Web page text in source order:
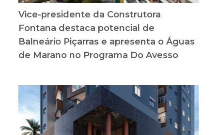
Vice-presidente da Construtora
Fontana destaca potencial de
Balneário Piçarras e apresenta o Águas
de Marano no Programa Do Avesso